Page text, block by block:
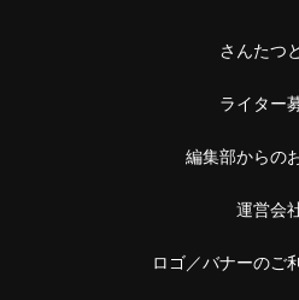
さんたつ
ライター
編集部からの
運営会
ロゴ／バナーのご